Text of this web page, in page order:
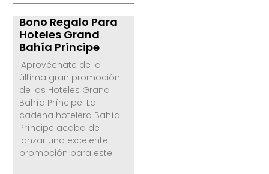
Bono Regalo Para
Hoteles Grand
Bahía Príncipe
¡Aprovéchate de la
última gran promoción
de los Hoteles Grand
Bahía Príncipe! La
cadena hotelera Bahía
Príncipe acaba de
lanzar una excelente
promoción para este